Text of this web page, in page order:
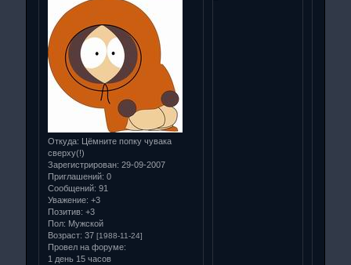
Откуда:
Цёмните попку чувака
сверху(!)
Зарегистрирован: 29-09-2007
Приглашений: 0
Сообщений: 91
Уважение: +3
Позитив: +3
Пол: Мужской
Возраст: 37[1988-11-24]
Провел на форуме:
1 день 15 часов